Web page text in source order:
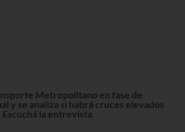
Metropolitano en fase de
y se analiza si habrá cruces elevados
la entrevista